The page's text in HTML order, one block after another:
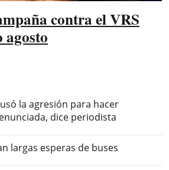
contra el VRS
la agresión para hacer
dice periodista
largas esperas de buses